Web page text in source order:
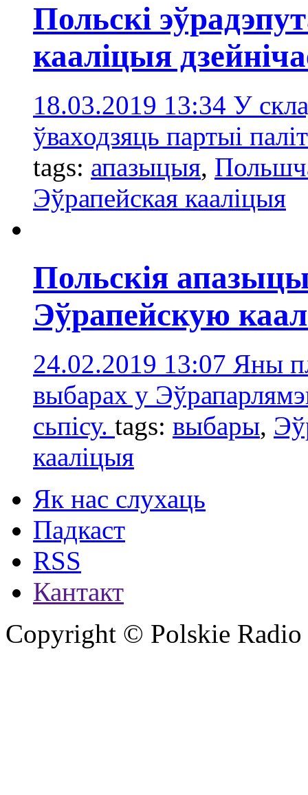
Польскі
кааліцыя
18.03.2019 13:34 У
ўваходзяць партыі
tags: апазыцыя,
Эўрапейская кааліцыя
Польскія
Эўрапейскую
24.02.2019 13:07 Яны
выбарах у
сьпісу. tags: выбары,
кааліцыя
Як нас слухаць
Падкаст
RSS
Кантакт
Copyright © Polskie